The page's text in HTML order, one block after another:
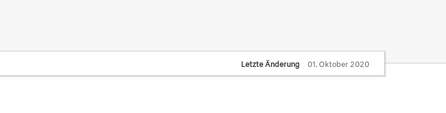
Letzte Änderung 01. Oktober 2020